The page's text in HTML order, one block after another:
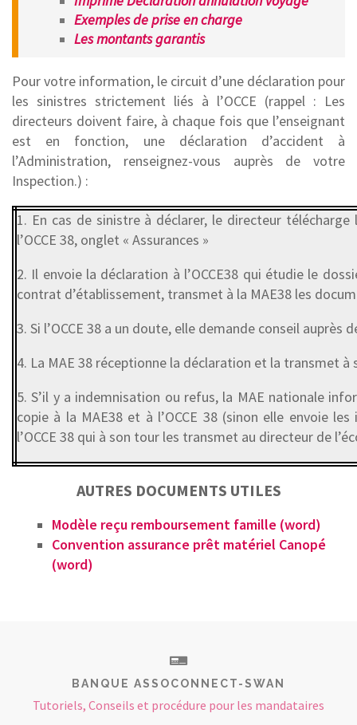
Exemples de prise en charge
Les montants garantis
Pour votre information, le circuit d’une déclaration pour
les sinistres strictement liés à l’OCCE (rappel : Les
directeurs doivent faire, à chaque fois que l’enseignant
est en fonction, une déclaration d’accident à
l’Administration, renseignez-vous auprès de votre
Inspection.) :
1. En cas de sinistre à déclarer, le directeur
l’OCCE 38, onglet « Assurances »
2. Il envoie la déclaration à l’OCCE38 qui étudie le
contrat d’établissement, transmet à la MAE38 les
3. Si l’OCCE 38 a un doute, elle demande conseil auprès
4. La MAE 38 réceptionne la déclaration et la transmet à
5. S’il y a indemnisation ou refus, la MAE nationale
copie à la MAE38 et à l’OCCE 38 (sinon elle envoie
l’OCCE 38 qui à son tour les transmet au directeur de
AUTRES DOCUMENTS UTILES
Modèle reçu remboursement famille (word)
Convention assurance prêt matériel Canopé
(word)
BANQUE ASSOCONNECT-SWAN
Tutoriels, Conseils et procédure pour les mandataires